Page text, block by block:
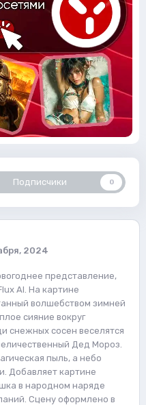
Подписчики 0
2024
представление,
AI. На картине
волшебством зимней
сияние вокруг
снежных сосен веселятся
Дед Мороз.
пыль, а небо
Добавляет картине
в народном наряде
Сцену оформлено в